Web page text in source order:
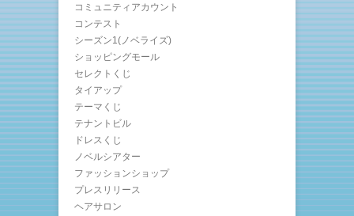
コミュニティアカウント
コンテスト
シーズン1(ノベライズ)
ショッピングモール
セレクトくじ
タイアップ
テーマくじ
テナントビル
ドレスくじ
ノベルシアター
ファッションショップ
プレスリリース
ヘアサロン